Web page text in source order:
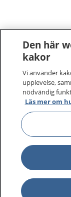
1177–
På 1177.se får
sjukdomar
Logga in för
vårdärenden.
Den här
kakor
Vi använder
upplevelse,
nödvändig
Läs mer om